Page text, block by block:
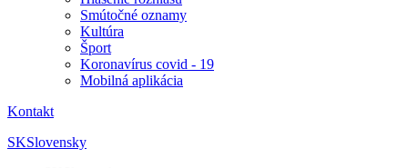
Smútočné oznamy
Kultúra
Šport
Koronavírus covid - 19
Mobilná aplikácia
Kontakt
SKSlovensky